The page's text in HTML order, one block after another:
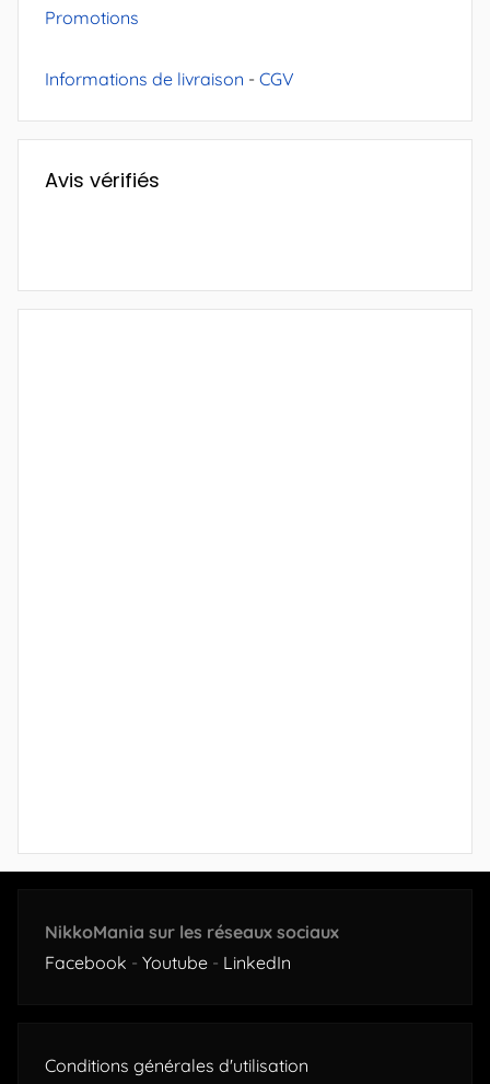
Promotions
Informations de livraison - CGV
Avis vérifiés
NikkoMania sur les réseaux sociaux
Facebook - Youtube - LinkedIn
Conditions générales d'utilisation